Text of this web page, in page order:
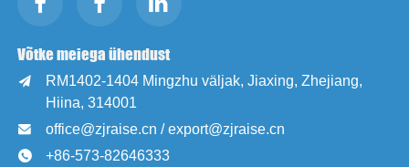
Võtke meiega ühendust

RM1402-1404 Mingzhu väljak, Jiaxing, Zhejiang,
Hiina, 314001
 office@zjraise.cn / export@zjraise.cn
 +86-573-82646333